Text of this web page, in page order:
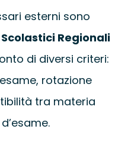
esterni sono
Regionali
di diversi criteri:
rotazione
tra materia